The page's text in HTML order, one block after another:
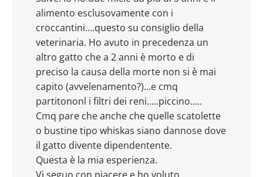
alimento esclusovamente con i
croccantini….questo su consiglio della
veterinaria. Ho avuto in precedenza un
altro gatto che a 2 anni è morto e di
preciso la causa della morte non si è mai
capito (avvelenamento?)…e cmq
partitononl i filtri dei reni…..piccino…..
Cmq pare che anche che quelle scatolette
o bustine tipo whiskas siano dannose dove
il gatto divente dipendentente.
Questa è la mia esperienza.